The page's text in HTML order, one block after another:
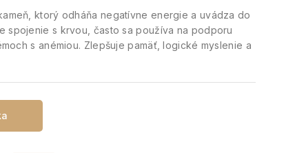
ktorý odháňa negatívne energie a uvádza do
spojenie s krvou, často sa používa na podporu
s anémiou. Zlepšuje pamäť, logické myslenie a